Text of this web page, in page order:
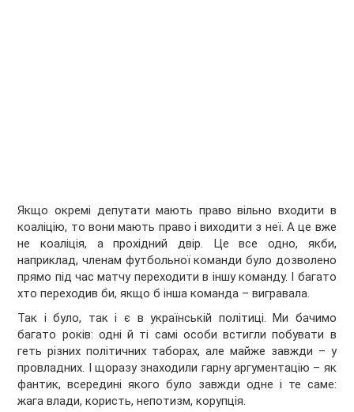
Якщо окремі депутати мають право вільно входити в
коаліцію, то вони мають право і виходити з неї. А це вже
не коаліція, а прохідний двір. Це все одно, якби,
наприклад, членам футбольної команди було дозволено
прямо під час матчу переходити в іншу команду. І багато
хто переходив би, якщо б інша команда – вигравала.
Так і було, так і є в українській політиці. Ми бачимо
багато років: одні й ті самі особи встигли побувати в
геть різних політичних таборах, але майже завжди – у
провладних. І щоразу знаходили гарну аргументацію – як
фантик, всередині якого було завжди одне і те саме:
жага влади, користь, непотизм, корупція.